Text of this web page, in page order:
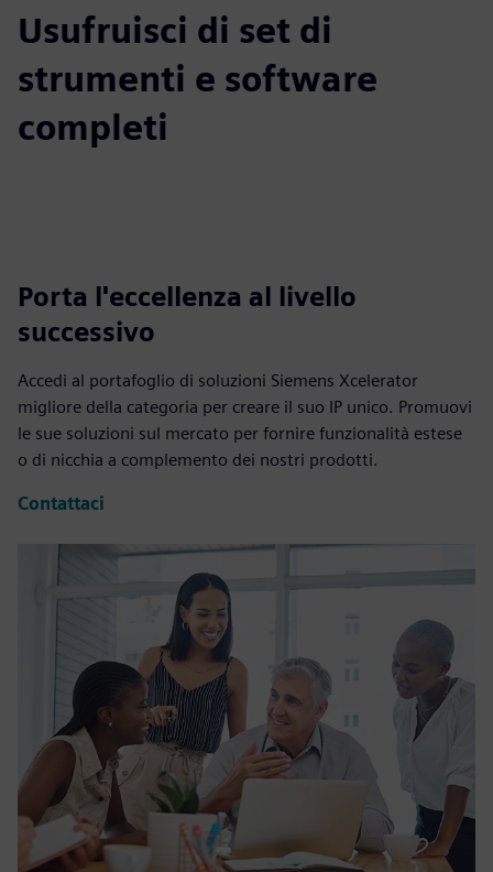
Usufruisci di set di
strumenti e software
completi
Porta l'eccellenza al livello
successivo
Accedi al portafoglio di soluzioni Siemens Xcelerator
migliore della categoria per creare il suo IP unico. Promuovi
le sue soluzioni sul mercato per fornire funzionalità estese
o di nicchia a complemento dei nostri prodotti.
Contattaci